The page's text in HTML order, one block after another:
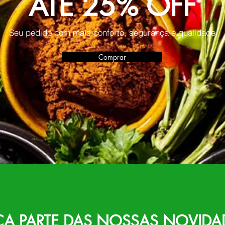
Seu pedido com mais conforto, segurança e qualidade
Comprar
PARTE DAS NOSSAS